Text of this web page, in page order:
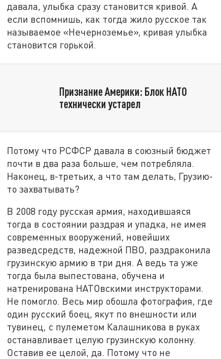
давала, улыбка сразу становится кривой. А
если вспомнишь, как тогда жило русское так
называемое «Нечерноземье», кривая улыбка
становится горькой.
Признание Америки: Блок НАТО
технически устарел
Потому что РСФСР давала в союзный бюджет
почти в два раза больше, чем потребляла.
Наконец, в-третьих, а что там делать, Грузию-
то захватывать?
В 2008 году русская армия, находившаяся
тогда в состоянии раздрая и упадка, не имея
современных вооружений, новейших
разведсредств, надежной ПВО, раздраконила
грузинскую армию в три дня. А ведь та уже
тогда была выпестована, обучена и
натренирована НАТОвскими инструкторами.
Не помогло. Весь мир обошла фотография, где
один русский боец, якут по внешности или
тувинец, с пулеметом Калашникова в руках
останавливает целую грузинскую колонну.
Оставив ее целой, да. Потому что не